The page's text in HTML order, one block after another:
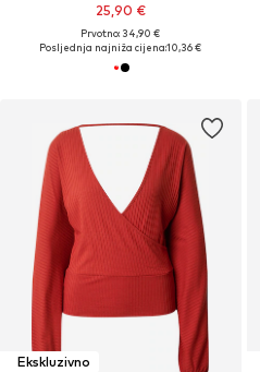
25,90 €
Prvotno: 34,90 €
Posljednja najniža cijena:10,36 €
Ekskluzivno